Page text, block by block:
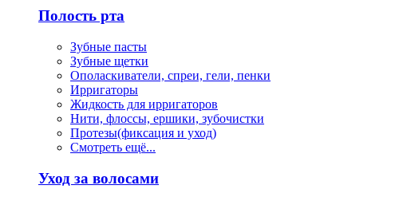
Полость рта
Зубные пасты
Зубные щетки
Ополаскиватели, спреи, гели, пенки
Ирригаторы
Жидкость для ирригаторов
Нити, флоссы, ершики, зубочистки
Протезы(фиксация и уход)
Смотреть ещё...
Уход за волосами